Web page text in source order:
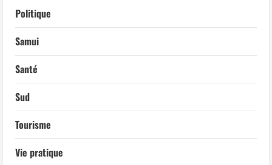
Politique
Samui
Santé
Sud
Tourisme
Vie pratique